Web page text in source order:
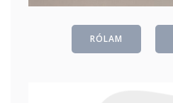
RÓLAM